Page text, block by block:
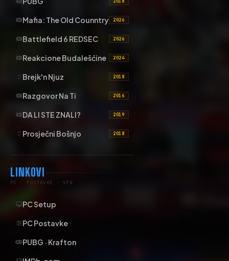
2018
Mafia: The Old Counntry 2026
Battlefield 6 REDSEC 2026
Reakcione Budalešćine 2024
Brejk'n Njuz 2018
Razgovor Na Ti 2016
DA LI STE ZNALI? 2019
Prosječni Bošnjo 2018
LINKOVI
PC · POSTAVKE · VPN
PC Setup
PC Postavke
PUBG · Krafton